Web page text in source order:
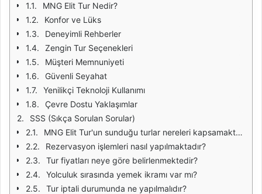
MNG Elit Tur Nedir?
Konfor ve Lüks
Deneyimli Rehberler
Zengin Tur Seçenekleri
Müşteri Memnuniyeti
Güvenli Seyahat
Yenilikçi Teknoloji Kullanımı
Çevre Dostu Yaklaşımlar
SSS (Sıkça Sorulan Sorular)
MNG Elit Tur'un sunduğu turlar nereleri kapsamaktadır?
Rezervasyon işlemleri nasıl yapılmaktadır?
Tur fiyatları neye göre belirlenmektedir?
Yolculuk sırasında yemek ikramı var mı?
Tur iptali durumunda ne yapılmalıdır?